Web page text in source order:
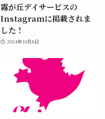
霧が丘デイサービスの
Instagramに掲載されま
した！
2024年10月8日